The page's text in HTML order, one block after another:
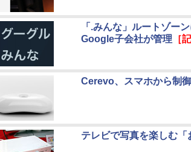
「.みんな」ルートゾー
Google子会社が管理 ［
Cerevo、スマホから制
テレビで写真を楽しむ